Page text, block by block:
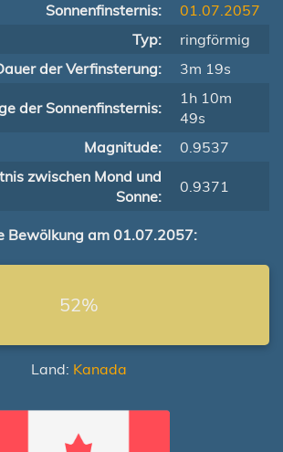
Sonnenfinsternis:
01.07.2057
Typ:
ringförmig
der Verfinsterung:
3m 19s
der Sonnenfinsternis:
1h 10m
49s
Magnitude:
0.9537
zwischen Mond und
Sonne:
0.9371
Bewölkung am 01.07.2057:
52%
Land: Kanada